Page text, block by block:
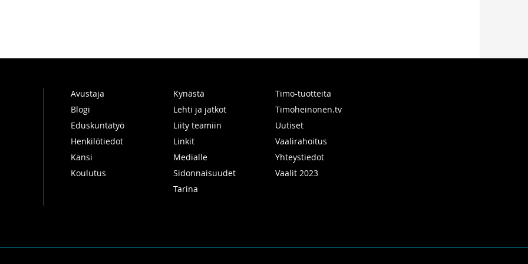
Avustaja
Blogi
Eduskuntatyö
Henkilötiedot
Kansi
Koulutus
Kynästä
Lehti ja jatkot
Liity teamiin
Linkit
Medialle
Sidonnaisuudet
Tarina
Timo-tuotteita
Timoheinonen.tv
Uutiset
Vaalirahoitus
Yhteystiedot
Vaalit 2023